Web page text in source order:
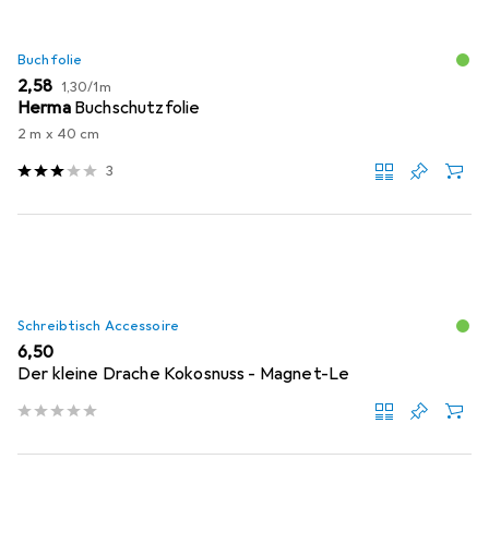
Buchfolie
EUR
2,58 EUR
1,30/1m
Herma Buchschutzfolie
2 m x 40 cm
3
Schreibtisch Accessoire
EUR
6,50
Der kleine Drache Kokosnuss - Magnet-Le